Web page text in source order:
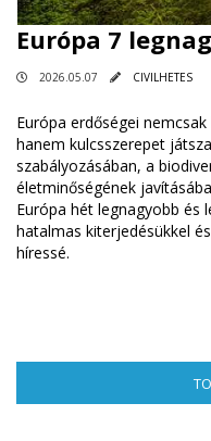
Európa 7
2026.05.07 CIVILHETES
Európa erdőségei
hanem kulcsszerepet
szabályozásában, a
életminőségének
Európa hét legnagyobb és
hatalmas kiterjedésükkel
híressé.